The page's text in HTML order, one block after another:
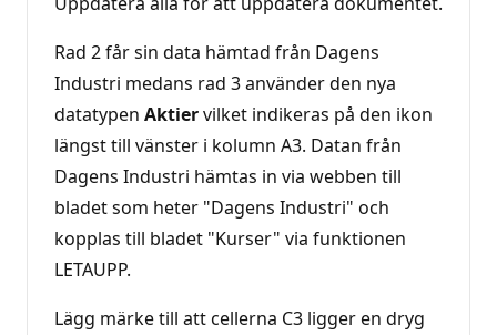
Rad 2 får sin data hämtad från Dagens
Industri medans rad 3 använder den nya
datatypen Aktiervilket indikeras på den ikon
längst till vänster i kolumn A3. Datan från
Dagens Industri hämtas in via webben till
bladet som heter "Dagens Industri" och
kopplas till bladet "Kurser" via funktionen
LETAUPP.
Lägg märke till att cellerna C3 ligger en dryg